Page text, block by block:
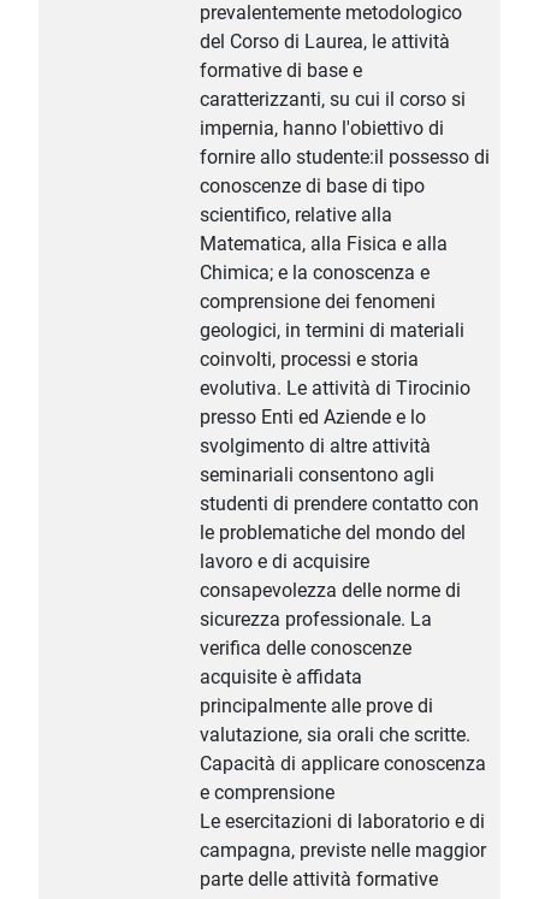
prevalentemente metodologico
del Corso di Laurea, le attività
formative di base e
caratterizzanti, su cui il corso si
impernia, hanno l'obiettivo di
fornire allo studente:il possesso di
conoscenze di base di tipo
scientifico, relative alla
Matematica, alla Fisica e alla
Chimica; e la conoscenza e
comprensione dei fenomeni
geologici, in termini di materiali
coinvolti, processi e storia
evolutiva. Le attività di Tirocinio
presso Enti ed Aziende e lo
svolgimento di altre attività
seminariali consentono agli
studenti di prendere contatto con
le problematiche del mondo del
lavoro e di acquisire
consapevolezza delle norme di
sicurezza professionale. La
verifica delle conoscenze
acquisite è affidata
principalmente alle prove di
valutazione, sia orali che scritte.
Capacità di applicare conoscenza
e comprensione
Le esercitazioni di laboratorio e di
campagna, previste nelle maggior
parte delle attività formative